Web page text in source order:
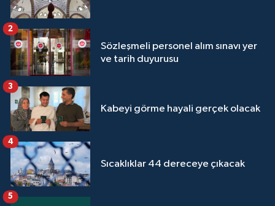
Sözleşmeli personel alım sınavı yer
ve tarih duyurusu
2
Kabeyi görme hayali gerçek olacak
3
Sıcaklıklar 44 dereceye çıkacak
4
5
Şanlıurfa Müftülüğü
Şırnak Müftülüğü
Tekirdağ Müftülüğü
Tokat Müftülüğü
Trabzon Müftülüğü